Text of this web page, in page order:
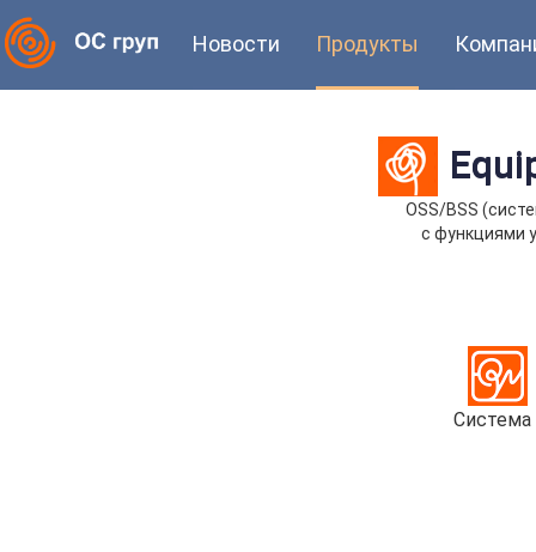
Новости Продукты
OSS/BSS
с функциями
Система